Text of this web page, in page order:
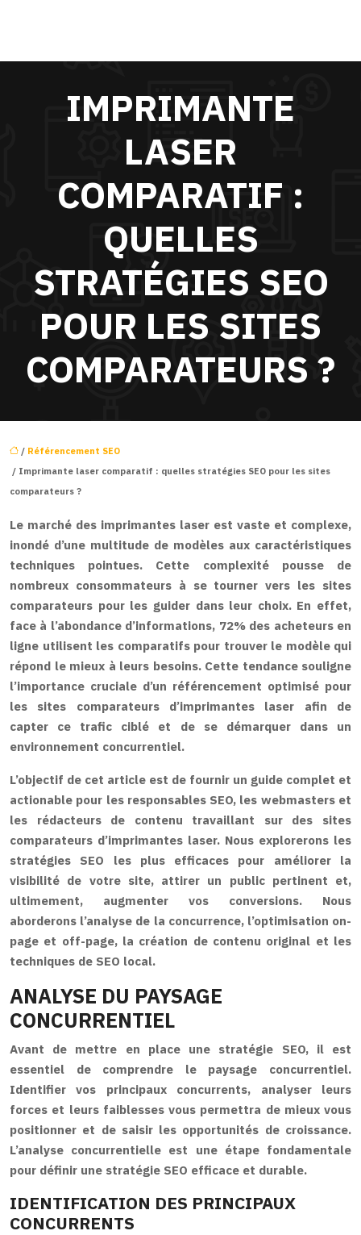
IMPRIMANTE
LASER
COMPARATIF :
QUELLES
STRATÉGIES SEO
POUR LES SITES
COMPARATEURS ?
/ Référencement SEO
/ Imprimante laser comparatif : quelles stratégies SEO pour les sites
comparateurs ?
Le marché des imprimantes laser est vaste et complexe,
inondé d’une multitude de modèles aux caractéristiques
techniques pointues. Cette complexité pousse de
nombreux consommateurs à se tourner vers les sites
comparateurs pour les guider dans leur choix. En effet,
face à l’abondance d’informations, 72% des acheteurs en
ligne utilisent les comparatifs pour trouver le modèle qui
répond le mieux à leurs besoins. Cette tendance souligne
l’importance cruciale d’un référencement optimisé pour
les sites comparateurs d’imprimantes laser afin de
capter ce trafic ciblé et de se démarquer dans un
environnement concurrentiel.
L’objectif de cet article est de fournir un guide complet et
actionable pour les responsables SEO, les webmasters et
les rédacteurs de contenu travaillant sur des sites
comparateurs d’imprimantes laser. Nous explorerons les
stratégies SEO les plus efficaces pour améliorer la
visibilité de votre site, attirer un public pertinent et,
ultimement, augmenter vos conversions. Nous
aborderons l’analyse de la concurrence, l’optimisation on-
page et off-page, la création de contenu original et les
techniques de SEO local.
ANALYSE DU PAYSAGE
CONCURRENTIEL
Avant de mettre en place une stratégie SEO, il est
essentiel de comprendre le paysage concurrentiel.
Identifier vos principaux concurrents, analyser leurs
forces et leurs faiblesses vous permettra de mieux vous
positionner et de saisir les opportunités de croissance.
L’analyse concurrentielle est une étape fondamentale
pour définir une stratégie SEO efficace et durable.
IDENTIFICATION DES PRINCIPAUX
CONCURRENTS